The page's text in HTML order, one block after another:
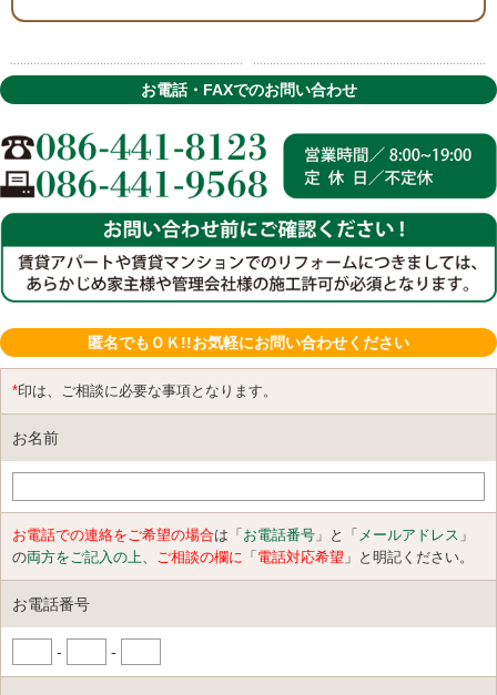
お電話・FAXでのお問い合わせ
匿名でもＯＫ!!お気軽にお問い合わせください
*印は、ご相談に必要な事項となります。
お名前
お電話での連絡をご希望の場合は「 お電話番号 」と「 メールアドレス 」
の両方をご記入の上、 ご相談の欄に 「 電話対応希望 」と明記ください。
お電話番号
- -